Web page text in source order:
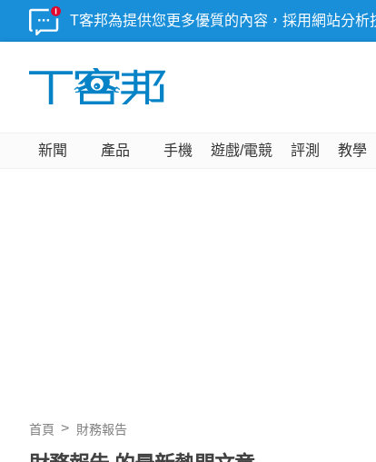
T客邦為提供您更多優質的內容，採用網站分
新聞 產品 手機 遊戲/電競 評測 教學
首頁 財務報告